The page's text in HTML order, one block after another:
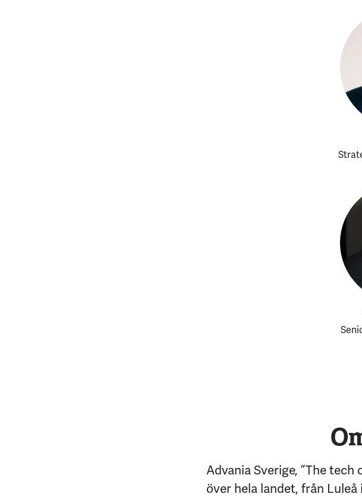
Advania Sverige, ”The
över hela landet, från